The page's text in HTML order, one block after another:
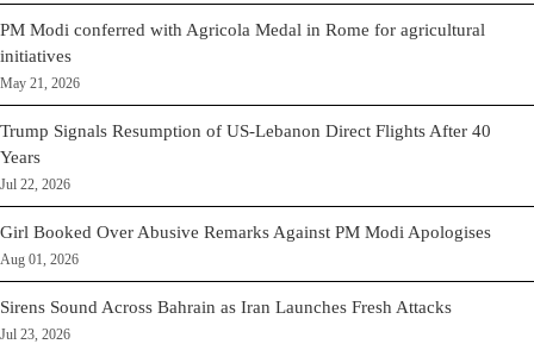
PM Modi conferred with Agricola Medal in Rome for agricultural
initiatives
May 21, 2026
Trump Signals Resumption of US-Lebanon Direct Flights After 40
Years
Jul 22, 2026
Girl Booked Over Abusive Remarks Against PM Modi Apologises
Aug 01, 2026
Sirens Sound Across Bahrain as Iran Launches Fresh Attacks
Jul 23, 2026